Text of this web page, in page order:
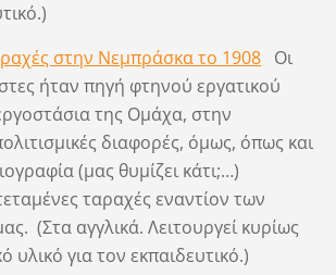
στην Νεμπράσκα το 1908Οι
ήταν πηγή φτηνού εργατικού
της Ομάχα, στην
διαφορές, όμως, όπως και
(μας θυμίζει κάτι;…)
ταραχές εναντίον των
(Στα αγγλικά. Λειτουργεί κυρίως
υλικό για τον εκπαιδευτικό.)